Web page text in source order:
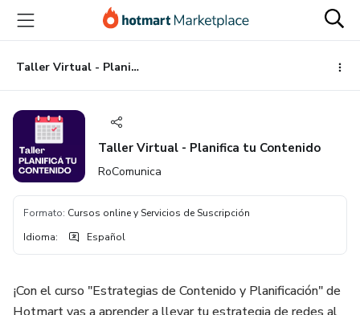
principal
página
de
página
Taller Virtual - Planifica tu Contenido
Taller Virtual - Planifica tu Contenido
RoComunica
Formato: Cursos online y Servicios de Suscripción
Idioma: Español
¡Con el curso "Estrategias de Contenido y Planificación" de